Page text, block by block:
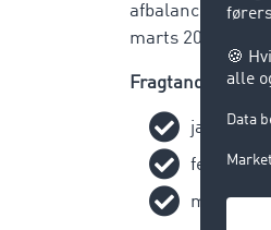
afbalanceret, 7
marts 2025 til 77
Fragtandel i
jan 2026
feb 2026
mar 2026